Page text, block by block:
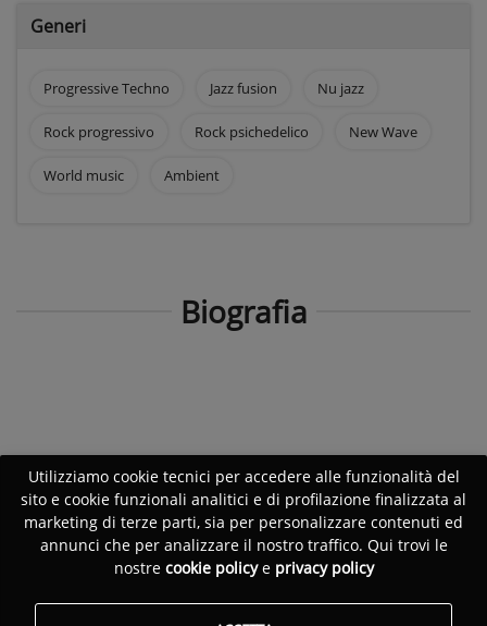
Generi
Progressive Techno Jazz fusion Nu jazz
Rock progressivo Rock psichedelico New Wave
World music Ambient
Biografia
Utilizziamo cookie tecnici per accedere alle funzionalità del
sito e cookie funzionali analitici e di profilazione finalizzata al
marketing di terze parti, sia per personalizzare contenuti ed
annunci che per analizzare il nostro traffico. Qui trovi le
nostre cookie policye privacy policy